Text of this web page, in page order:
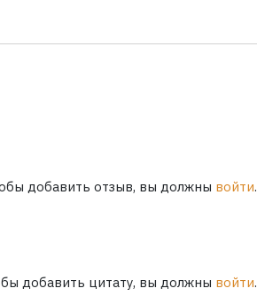
добавить отзыв, вы должны войти.
добавить цитату, вы должны войти.